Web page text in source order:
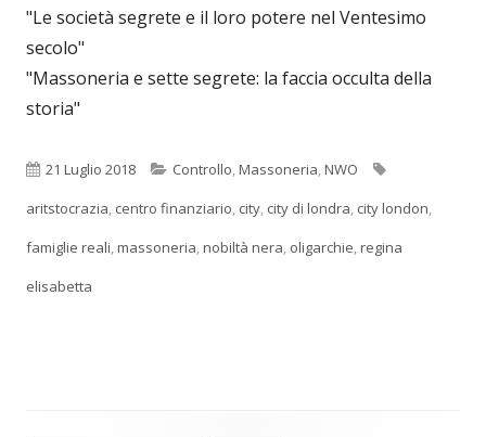
"Le società segrete e il loro potere nel Ventesimo
secolo"
"Massoneria e sette segrete: la faccia occulta della
storia"
Pubblicato
21 Luglio 2018 Categorie
Controllo,Massoneria,NWO
aritstocrazia, centro finanziario, city, city di londra, city london,
famiglie reali,massoneria,nobiltà nera, oligarchie,regina
elisabetta